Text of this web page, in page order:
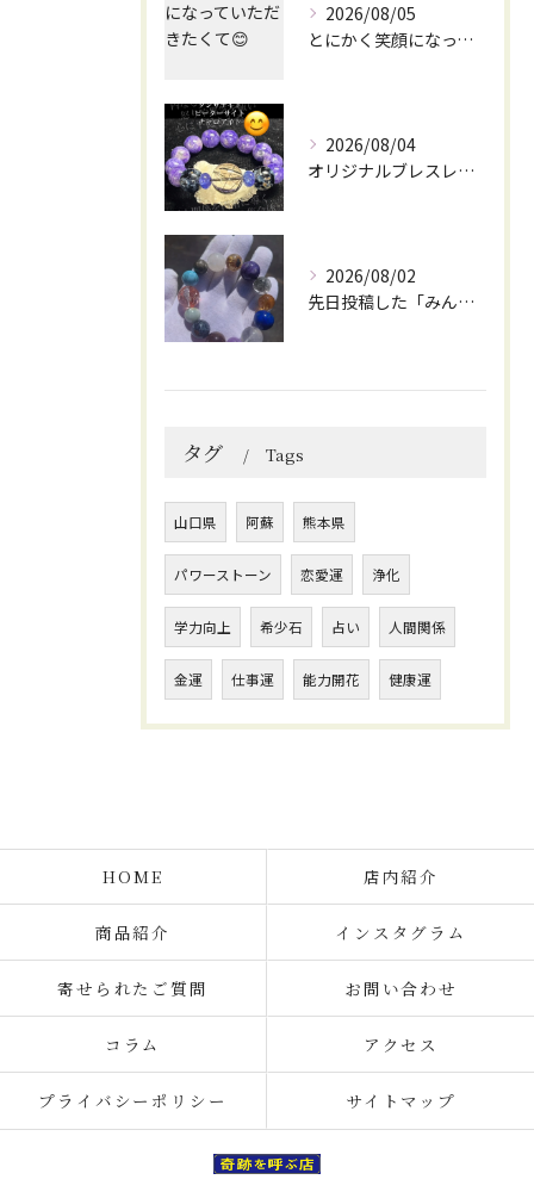
2026/08/05
とにかく笑顔になっていただきたくて😊
2026/08/04
オリジナルブレスレット作成してみました😊
2026/08/02
先日投稿した「みんなを笑顔にしてくれるブレスレット」に
タグ Tags
山口県 阿蘇 熊本県
パワーストーン 恋愛運 浄化
学力向上 希少石 占い 人間関係
金運 仕事運 能力開花 健康運
HOME 店内紹介
商品紹介 インスタグラム
寄せられたご質問 お問い合わせ
コラム アクセス
プライバシーポリシー サイトマップ